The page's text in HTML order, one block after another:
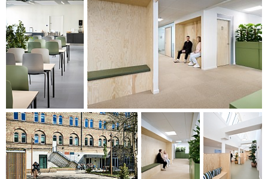
aktører.
Et indre gårdsrom er transformert til et grønt opphoulds- og
ankomstmiljø, der biler erstattes av sykler og beplantning
aktivt benyttes for å understøtte et sunt og rekreativt
byrom. Funksjonelle krav til tilgjengelighet, logistikk og
opphold balanseres mot en maksimal grønn profil og
forbedret mikroklima.